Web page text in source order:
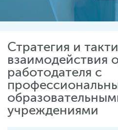
Стратегия и
взаимодействия
работодателя с
учреждениями